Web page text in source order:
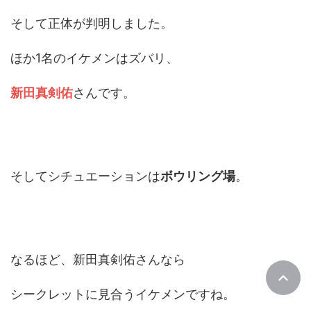
そして正体が判明しました。
ほか1名のイケメンはズバリ、
新田真剣佑さんです。
そしてシチュエーションはボウリング場。
なるほど、新田真剣佑さんなら
シークレットに見合うイケメンですね。